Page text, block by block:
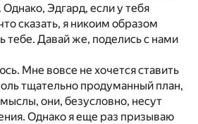
Эдгард, если у тебя
сказать, я никоим образом
тебе. Давай же, поделись с нами
Мне вовсе не хочется ставить
тщательно продуманный план,
они, безусловно, несут
Однако я еще раз призываю